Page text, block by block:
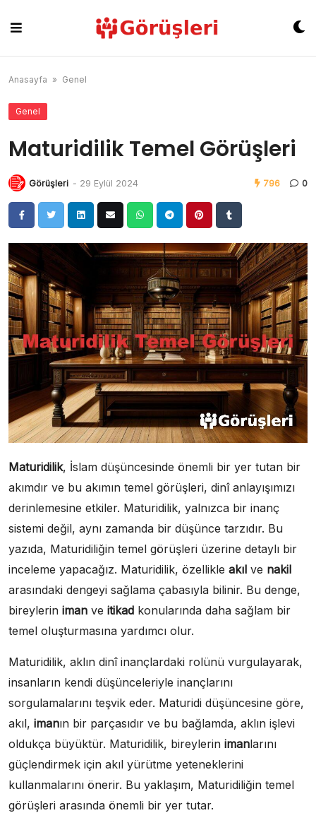
content
Anasayfa » Genel
Genel
Maturidilik Temel Görüşleri
Görüşleri - 29 Eylül 2024 796 0
Maturidilik, İslam düşüncesinde önemli bir yer tutan bir
akımdır ve bu akımın temel görüşleri, dinî anlayışımızı
derinlemesine etkiler. Maturidilik, yalnızca bir inanç
sistemi değil, aynı zamanda bir düşünce tarzıdır. Bu
yazıda, Maturidiliğin temel görüşleri üzerine detaylı bir
inceleme yapacağız. Maturidilik, özellikle akıl ve nakil
arasındaki dengeyi sağlama çabasıyla bilinir. Bu denge,
bireylerin iman ve itikad konularında daha sağlam bir
temel oluşturmasına yardımcı olur.
Maturidilik, aklın dinî inançlardaki rolünü vurgulayarak,
insanların kendi düşünceleriyle inançlarını
sorgulamalarını teşvik eder. Maturidi düşüncesine göre,
akıl, imanın bir parçasıdır ve bu bağlamda, aklın işlevi
oldukça büyüktür. Maturidilik, bireylerin imanlarını
güçlendirmek için akıl yürütme yeteneklerini
kullanmalarını önerir. Bu yaklaşım, Maturidiliğin temel
görüşleri arasında önemli bir yer tutar.